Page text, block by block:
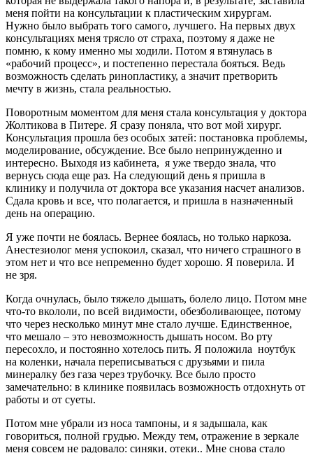
меня пойти на консультации к пластическим хирургам.
Нужно было выбрать того самого, лучшего. На первых двух
консультациях меня трясло от страха, поэтому я даже не
помню, к кому именно мы ходили. Потом я втянулась в
«рабочий процесс», и постепенно перестала бояться. Ведь
возможность сделать ринопластику, а значит претворить
мечту в жизнь, стала реальностью.
Поворотным моментом для меня стала консультация у доктора
Жолтикова в Питере. Я сразу поняла, что вот мой хирург.
Консультация прошла без особых затей: постановка проблемы,
моделирование, обсуждение. Все было непринужденно и
интересно. Выходя из кабинета, я уже твердо знала, что
вернусь сюда еще раз. На следующий день я пришла в
клинику и получила от доктора все указания насчет анализов.
Сдала кровь и все, что полагается, и пришла в назначенный
день на операцию.
Я уже почти не боялась. Вернее боялась, но только наркоза.
Анестезиолог меня успокоил, сказал, что ничего страшного в
этом нет и что все непременно будет хорошо. Я поверила. И
не зря.
Когда очнулась, было тяжело дышать, болело лицо. Потом мне
что-то вкололи, по всей видимости, обезболивающее, потому
что через несколько минут мне стало лучше. Единственное,
что мешало – это невозможность дышать носом. Во рту
пересохло, и постоянно хотелось пить. Я положила ноутбук
на коленки, начала переписываться с друзьями и пила
минералку без газа через трубочку. Все было просто
замечательно: в клинике появилась возможность отдохнуть от
работы и от суеты.
Потом мне убрали из носа тампоны, и я задышала, как
говориться, полной грудью. Между тем, отражение в зеркале
меня совсем не радовало: синяки, отеки.. Мне снова стало